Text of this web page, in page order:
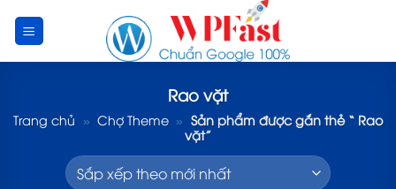
Rao vặt
Trang chủ » Chợ Theme » Sản phẩm được gắn thẻ “ Rao
vặt”